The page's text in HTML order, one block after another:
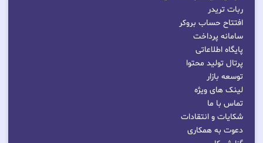
ربات تریدر
افتتاح حساب بروکر
سامانه پرداخت
پایگاه اطلاعاتی
پرتال تولید محتوا
توسعه بازار
لینک های ویژه
تماس با ما
شکایات و انتقادات
دعوت به همکاری